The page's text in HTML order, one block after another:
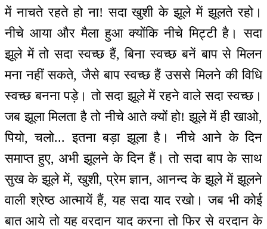
में नाचते रहते हो ना! सदा खुशी के झूले में झूलते रहो।
नीचे आया और मैला हुआ क्योंकि नीचे मिट्टी है। सदा
झूले में तो सदा स्वच्छ हैं, बिना स्वच्छ बनें बाप से मिलन
मना नहीं सकते, जैसे बाप स्वच्छ हैं उससे मिलने की विधि
स्वच्छ बनना पड़े। तो सदा झूले में रहने वाले सदा स्वच्छ।
जब झूला मिलता है तो नीचे आते क्यों हो! झूले में ही खाओ,
पियो, चलो... इतना बड़ा झूला है। नीचे आने के दिन
समाप्त हुए, अभी झूलने के दिन हैं। तो सदा बाप के साथ
सुख के झूले में, खुशी, प्रेम ज्ञान, आनन्द के झूले में झूलने
वाली श्रेष्ठ आत्मायें हैं, यह सदा याद रखो। जब भी कोई
बात आये तो यह वरदान याद करना तो फिर से वरदान के